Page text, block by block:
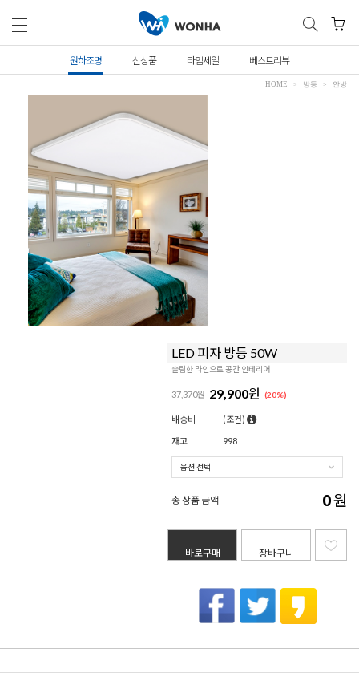
원하조명 신상품 타임세일 베스트리뷰
HOME 방등 안방
LED 피자 방등 50W
슬림한 라인으로 공간 인테리어
37,370원 29,900원 (20%)
배송비 (조건)
재고 998
총 상품 금액 0원
바로구매 장바구니